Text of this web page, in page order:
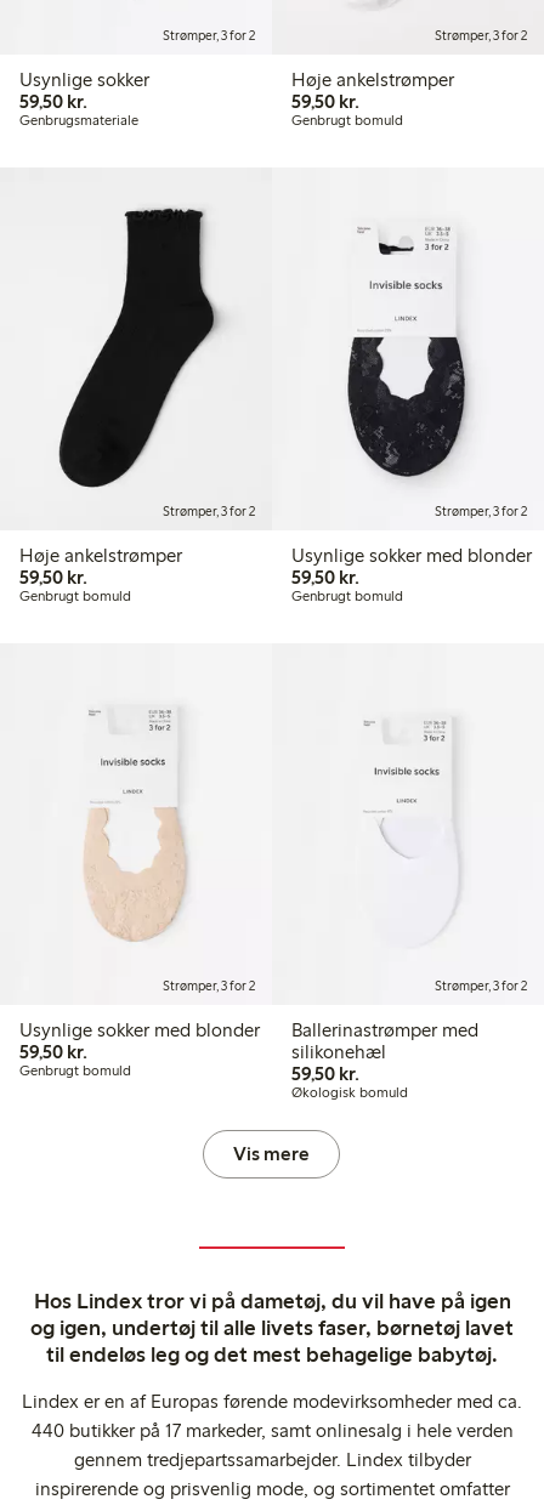
Strømper, 3 for 2
Usynlige sokker
59,50 kr.
Genbrugsmateriale
Strømper, 3 for 2
Høje ankelstrømper
59,50 kr.59,50 kr.
Genbrugt bomuld
Strømper, 3 for 2
Høje ankelstrømper
59,50 kr.
Genbrugt bomuld
Strømper, 3 for 2
Usynlige sokker med blonder
59,50 kr.
Genbrugt bomuld
Strømper, 3 for 2
Usynlige sokker med blonder
59,50 kr.
Genbrugt bomuld
Strømper, 3 for 2
Ballerinastrømper med
silikonehæl
59,50 kr.59,50 kr.
Økologisk bomuld
Vis mere
Hos Lindex tror vi på dametøj, du vil have på igen
og igen, undertøj til alle livets faser, børnetøj lavet
til endeløs leg og det mest behagelige babytøj.
Lindex er en af Europas førende modevirksomheder med ca.
440 butikker på 17 markeder, samt onlinesalg i hele verden
gennem tredjepartssamarbejder. Lindex tilbyder
inspirerende og prisvenlig mode, og sortimentet omfatter